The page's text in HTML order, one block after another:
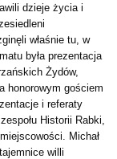
dzieje życia i
właśnie tu, w
była prezentacja
Żydów,
honorowym gościem
i referaty
Historii Rabki,
Michał
willi